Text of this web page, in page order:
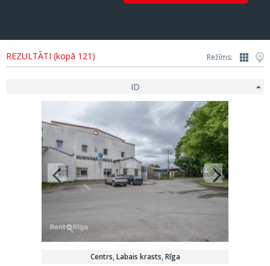
REZULTĀTI (kopā 121) Režīms:
ID
Centrs, Labais krasts, Rīga